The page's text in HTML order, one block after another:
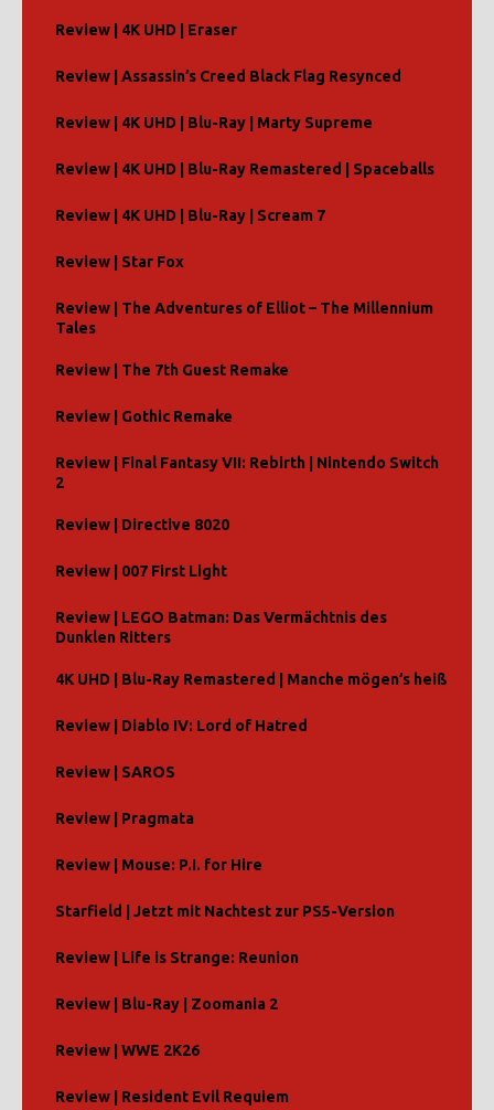
Review | 4K UHD | Eraser
Review | Assassin’s Creed Black Flag Resynced
Review | 4K UHD | Blu-Ray | Marty Supreme
Review | 4K UHD | Blu-Ray Remastered | Spaceballs
Review | 4K UHD | Blu-Ray | Scream 7
Review | Star Fox
Review | The Adventures of Elliot – The Millennium
Tales
Review | The 7th Guest Remake
Review | Gothic Remake
Review | Final Fantasy VII: Rebirth | Nintendo Switch
2
Review | Directive 8020
Review | 007 First Light
Review | LEGO Batman: Das Vermächtnis des
Dunklen Ritters
4K UHD | Blu-Ray Remastered | Manche mögen’s heiß
Review | Diablo IV: Lord of Hatred
Review | SAROS
Review | Pragmata
Review | Mouse: P.I. for Hire
Starfield | Jetzt mit Nachtest zur PS5-Version
Review | Life is Strange: Reunion
Review | Blu-Ray | Zoomania 2
Review | WWE 2K26
Review | Resident Evil Requiem